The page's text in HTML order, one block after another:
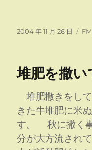
投
2004 年 11 月 26 日
カ
ー
堆肥を撒い
堆肥撒きをし
きた牛堆肥に米
す。 秋に撒く
分が大方流され